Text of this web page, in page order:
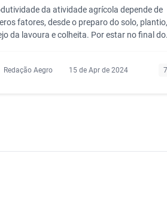
da atividade agrícola depende de
fatores, desde o preparo do solo, plantio,
da lavoura e colheita. Por estar no final do
Redação Aegro 15 de Apr de 2024 7